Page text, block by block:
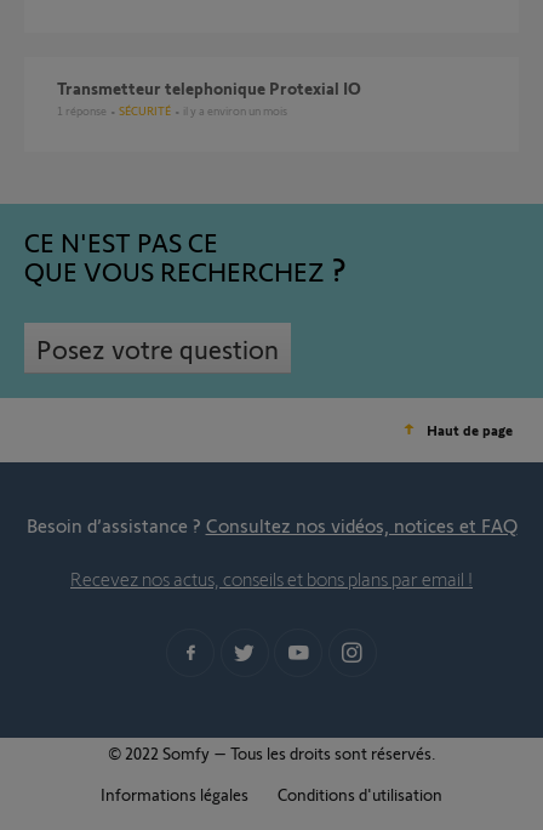
transmetteur telephonique Protexial IO
1 réponse SÉCURITÉ il y a environ un mois
CE N'EST PAS CE
QUE VOUS RECHERCHEZ
Posez votre question
Haut de page
Besoin d’assistance ? Consultez nos vidéos, notices et FAQ
Recevez nos actus, conseils et bons plans par email !
© 2022 Somfy – Tous les droits sont réservés.
Informations légales
Conditions d'utilisation